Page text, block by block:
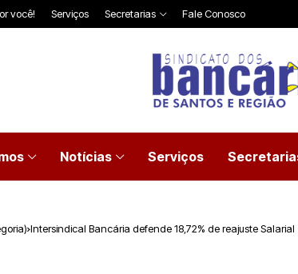
você! Serviços Secretarias Fale Conosco
Notícias Serviços
Intersindical Bancária defende 18,72% de reajuste Salarial